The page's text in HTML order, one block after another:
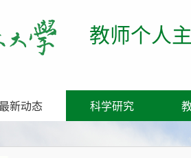
教师个人
新动态 科学研究